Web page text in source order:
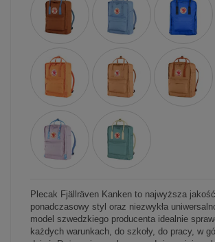
Plecak Fjällräven Kanken to najwyższa jakość,
ponadczasowy styl oraz niezwykła
model szwedzkiego producenta idealnie
każdych warunkach, do szkoły, do pracy, w